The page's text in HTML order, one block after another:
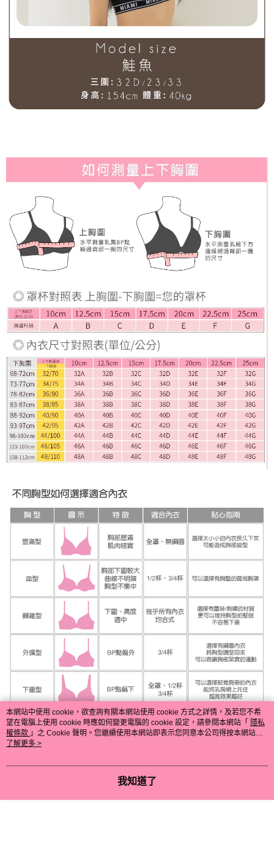
本網站中使用 cookie，欲查詢有關本網站使用 cookie 方式之詳情，及若您不希
望在電腦上使用 cookie 時應如何變更電腦的 cookie 設定，請參閱本網站「 隱私
權條款 」之 Cookie 聲明。您繼續使用本網站即表示您同意本公司得按本網站使
用條款之 Cookie 聲明使用 cookie。
了解更多 >
我知道了